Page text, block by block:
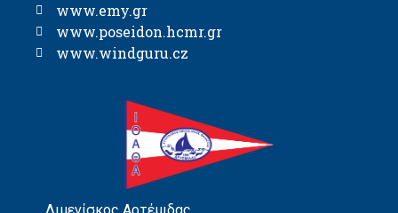
www.emy.gr
www.poseidon.hcmr.gr
www.windguru.cz